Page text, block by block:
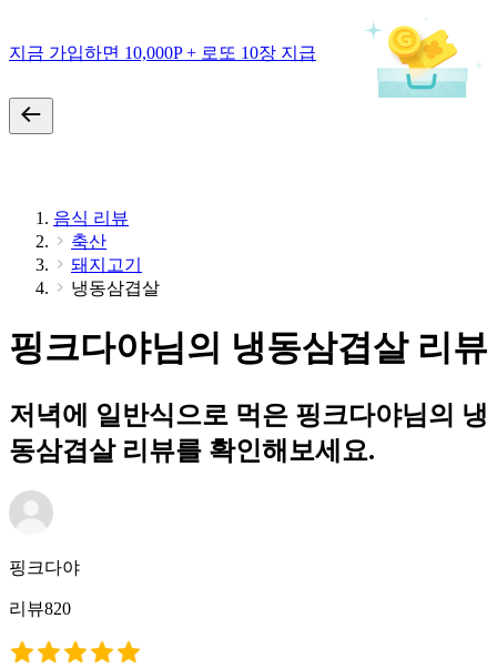
지금 가입하면 10,000P + 로또 10장 지급
음식 리뷰
축산
돼지고기
냉동삼겹살
핑크다야님의 냉동삼겹살 리뷰
저녁에 일반식으로 먹은 핑크다야님의 냉
동삼겹살 리뷰를 확인해보세요.
핑크다야
리뷰820